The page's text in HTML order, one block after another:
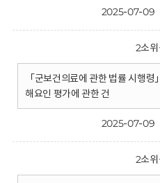
2025-07-09
2소위
「군보건의료에 관한 법률 시행
해요인 평가에 관한 건
2025-07-09
2소위